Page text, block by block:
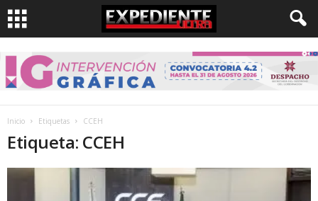
Inicio Etiquetas CCEH
Etiqueta: CCEH